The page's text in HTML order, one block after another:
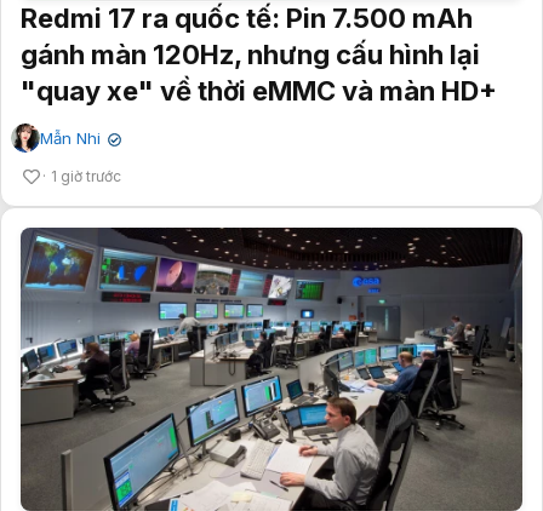
Redmi 17 ra quốc tế: Pin 7.500 mAh
gánh màn 120Hz, nhưng cấu hình lại
"quay xe" về thời eMMC và màn HD+
Mẫn Nhi ✔
1 giờ trước